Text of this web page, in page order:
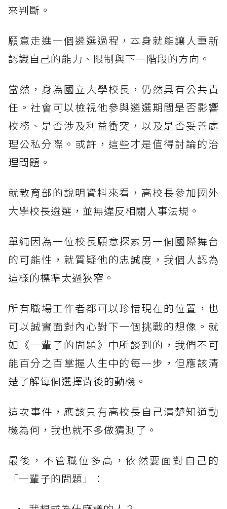
來判斷。
願意走進一個遴選過程，本身就能讓人重新
認識自己的能力、限制與下一階段的方向。
當然，身為國立大學校長，仍然具有公共責
任。社會可以檢視他參與遴選期間是否影響
校務、是否涉及利益衝突，以及是否妥善處
理公私分際。或許，這些才是值得討論的治
理問題。
就教育部的說明資料來看，高校長參加國外
大學校長遴選，並無違反相關人事法規。
單純因為一位校長願意探索另一個國際舞台
的可能性，就質疑他的忠誠度，我個人認為
這樣的標準太過狹窄。
所有職場工作者都可以珍惜現在的位置，也
可以誠實面對內心對下一個挑戰的想像。就
如《一輩子的問題》中所談到的，我們不可
能百分之百掌握人生中的每一步，但應該清
楚了解每個選擇背後的動機。
這次事件，應該只有高校長自己清楚知道動
機為何，我也就不多做猜測了。
最後，不管職位多高，依然要面對自己的
「一輩子的問題」：